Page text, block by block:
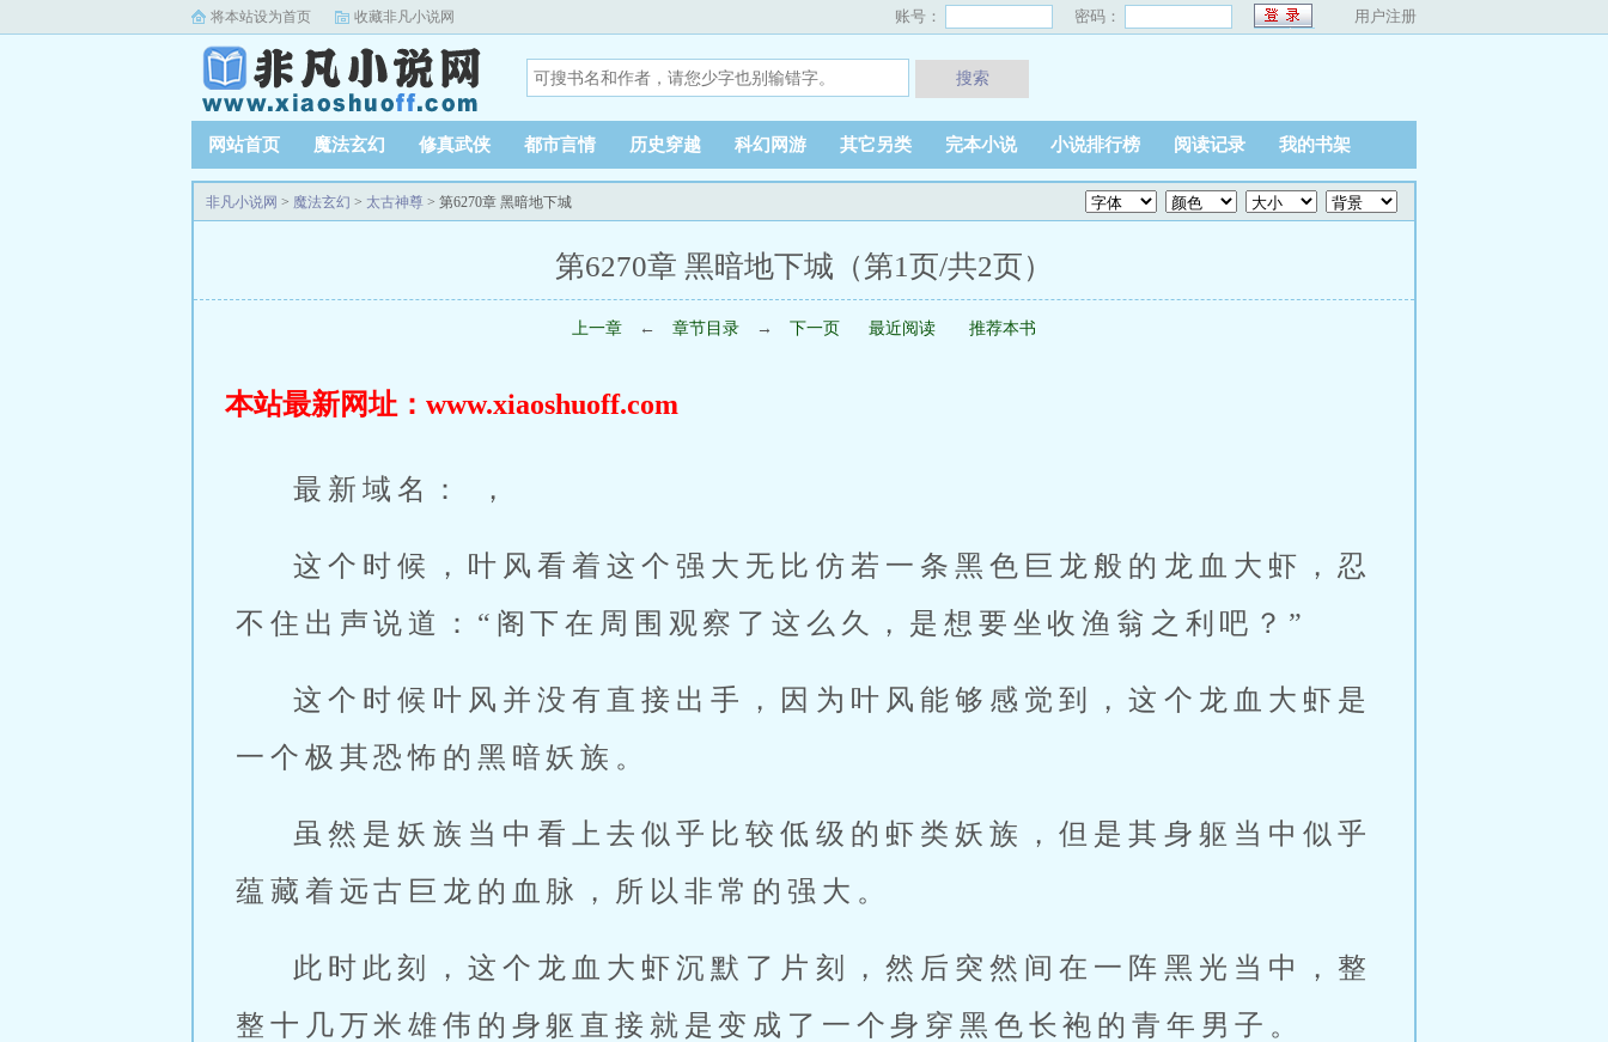
将本站设为首页 收藏非凡小说网 账号： 密码： 用户注册
搜索
网站首页 魔法玄幻 修真武侠 都市言情 历史穿越 科幻网游 其它另类 完本小说 小说排行榜 阅读记录 我的书架
非凡小说网 > 魔法玄幻 > 太古神尊 > 第6270章 黑暗地下城
第6270章 黑暗地下城（第1页/共2页）
上一章 ← 章节目录 → 下一页 最近阅读 推荐本书
本站最新网址：www.xiaoshuoff.com
最新域名： ，
这个时候，叶风看着这个强大无比仿若一条黑色巨龙般的龙血大虾，忍
不住出声说道：“阁下在周围观察了这么久，是想要坐收渔翁之利吧？”
这个时候叶风并没有直接出手，因为叶风能够感觉到，这个龙血大虾是
一个极其恐怖的黑暗妖族。
虽然是妖族当中看上去似乎比较低级的虾类妖族，但是其身躯当中似乎
蕴藏着远古巨龙的血脉，所以非常的强大。
此时此刻，这个龙血大虾沉默了片刻，然后突然间在一阵黑光当中，整
整十几万米雄伟的身躯直接就是变成了一个身穿黑色长袍的青年男子。